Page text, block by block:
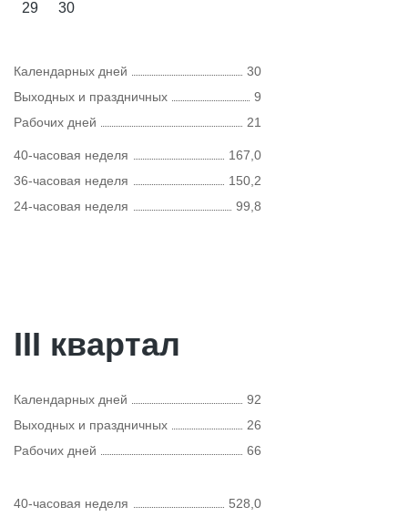
29
30
Календарных дней
30
Выходных и праздничных
9
Рабочих дней
21
40-часовая неделя
167,0
36-часовая неделя
150,2
24-часовая неделя
99,8
III квартал
Календарных дней
92
Выходных и праздничных
26
Рабочих дней
66
40-часовая неделя 528,0